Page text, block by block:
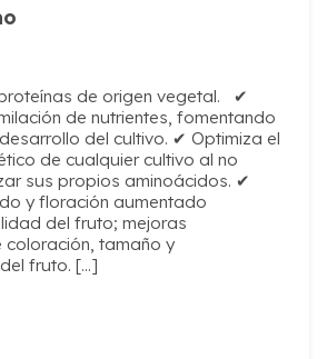
de origen vegetal. ✔
de nutrientes, fomentando
del cultivo. ✔ Optimiza el
de cualquier cultivo al no
sus propios aminoácidos. ✔
y floración aumentado
del fruto; mejoras
coloración, tamaño y
fruto. […]